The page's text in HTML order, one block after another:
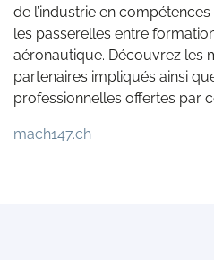
de l’industrie en
les passerelles entre
aéronautique. Découvrez les
partenaires impliqués ainsi
professionnelles offertes par
mach147.ch